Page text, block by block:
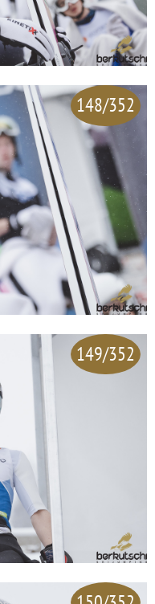
148/352
149/352